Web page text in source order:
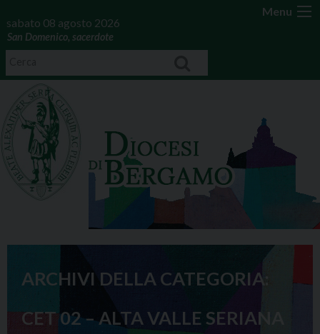
Menu
sabato 08 agosto 2026
San Domenico, sacerdote
ARCHIVI DELLA CATEGORIA:
CET 02 – ALTA VALLE SERIANA